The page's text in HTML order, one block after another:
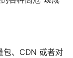
包、CDN 或者对